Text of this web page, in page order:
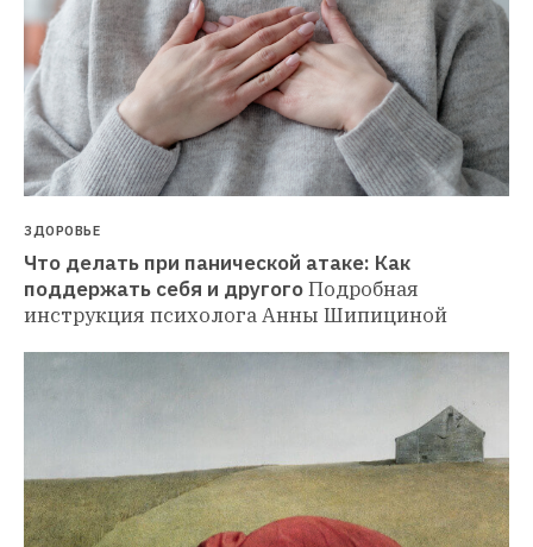
ЗДОРОВЬЕ
Что делать при панической атаке: Как
поддержать себя и другогоПодробная
инструкция психолога Анны Шипициной